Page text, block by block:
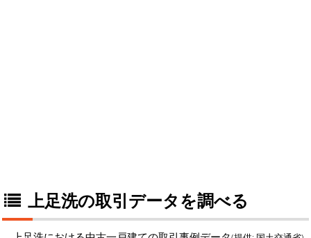
上足洗の取引データを調べる